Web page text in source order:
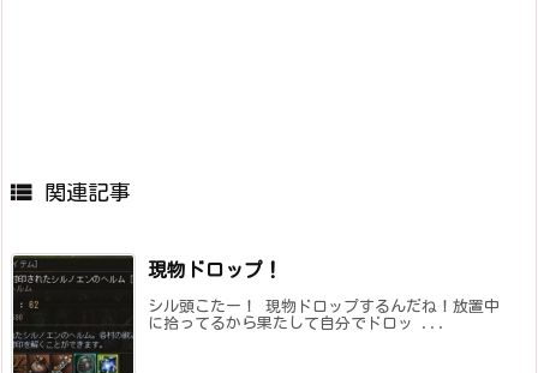
 関連記事
現物ドロップ！
シル頭こたー！ 現物ドロップするんだね！放置中
に拾ってるから果たして自分でドロッ ...